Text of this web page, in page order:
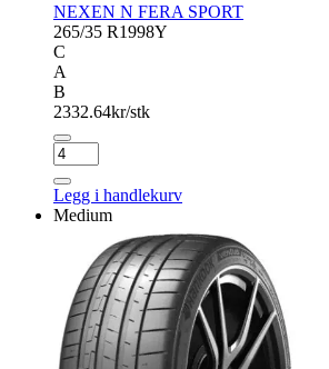
NEXEN N FERA SPORT
265/35 R1998Y
C
A
B
2332.64kr/stk
NEXEN
N
FERA
SPORT
Legg i handlekurv
Medium